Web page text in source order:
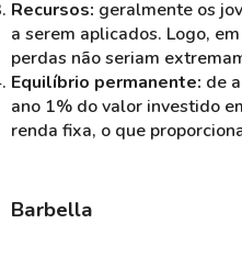
Recursos: geralmente os
a serem aplicados. Logo,
perdas não seriam
Equilíbrio permanente: de
ano 1% do valor investido
renda fixa, o que
Barbella